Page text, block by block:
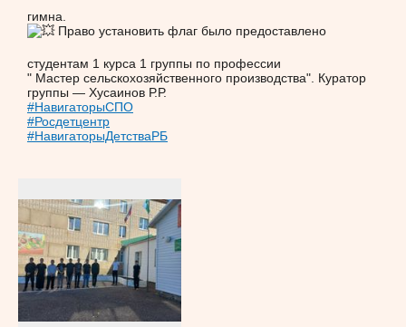
гимна.
Право установить флаг было предоставлено
студентам 1 курса 1 группы по профессии
" Мастер сельскохозяйственного производства". Куратор
группы — Хусаинов Р.Р.
#НавигаторыСПО
#Росдетцентр
#НавигаторыДетстваРБ